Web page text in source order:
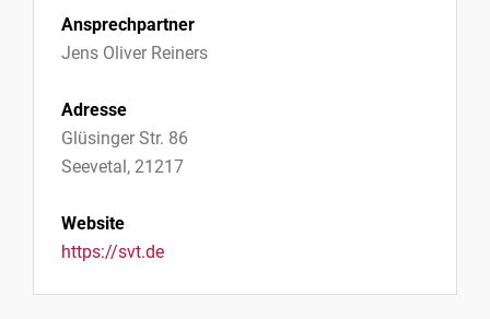
Ansprechpartner
Jens Oliver Reiners
Adresse
Glüsinger Str. 86
Seevetal, 21217
Website
https://svt.de